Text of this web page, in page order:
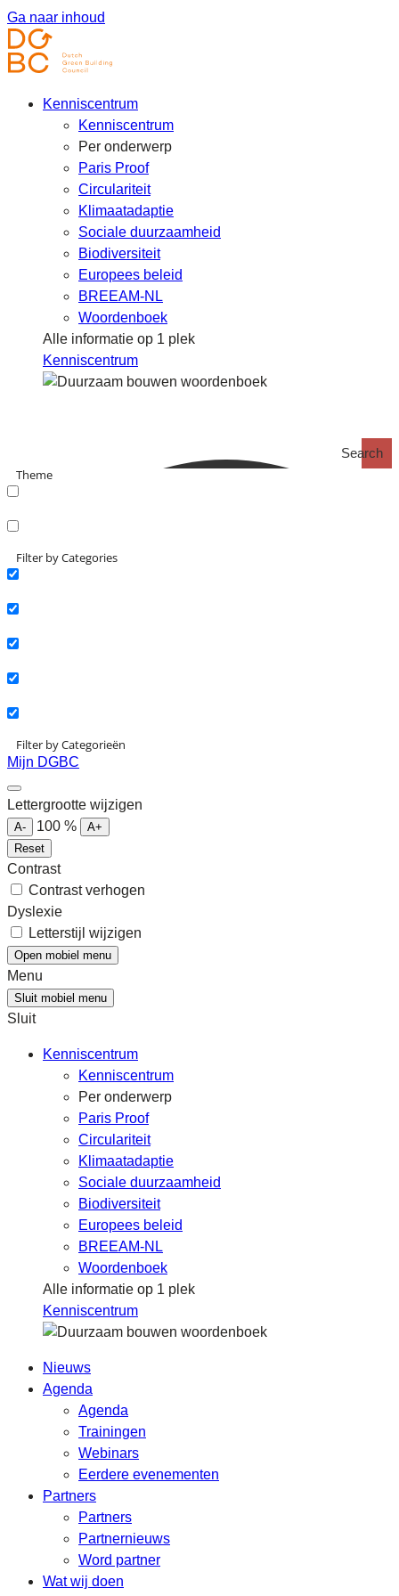
Ga naar inhoud
Kenniscentrum
Kenniscentrum
Per onderwerp
Paris Proof
Circulariteit
Klimaatadaptie
Sociale duurzaamheid
Biodiversiteit
Europees beleid
BREEAM-NL
Woordenboek
Alle informatie op 1 plek
Kenniscentrum
Search
Theme
Filter by Categories
Filter by Categorieën
Mijn DGBC
Lettergrootte wijzigen
A- 100 %
A+
Reset
Contrast
Contrast verhogen
Dyslexie
Letterstijl wijzigen
Open mobiel menu
Menu
Sluit mobiel menu
Sluit
Kenniscentrum
Kenniscentrum
Per onderwerp
Paris Proof
Circulariteit
Klimaatadaptie
Sociale duurzaamheid
Biodiversiteit
Europees beleid
BREEAM-NL
Woordenboek
Alle informatie op 1 plek
Kenniscentrum
Nieuws
Agenda
Agenda
Trainingen
Webinars
Eerdere evenementen
Partners
Partners
Partnernieuws
Word partner
Wat wij doen